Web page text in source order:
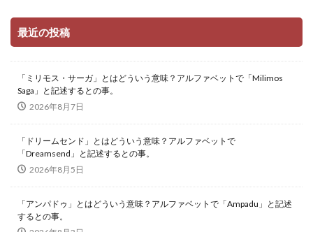
最近の投稿
「ミリモス・サーガ」とはどういう意味？アルファベットで「Milimos
Saga」と記述するとの事。
2026年8月7日
「ドリームセンド」とはどういう意味？アルファベットで
「Dreamsend」と記述するとの事。
2026年8月5日
「アンパドゥ」とはどういう意味？アルファベットで「Ampadu」と記述
するとの事。